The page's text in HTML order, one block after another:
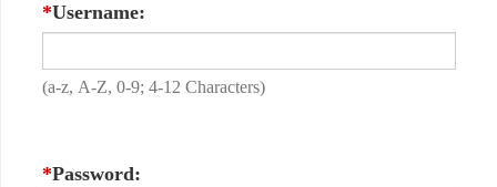
*Username:
(a-z, A-Z, 0-9; 4-12 Characters)
*Password: